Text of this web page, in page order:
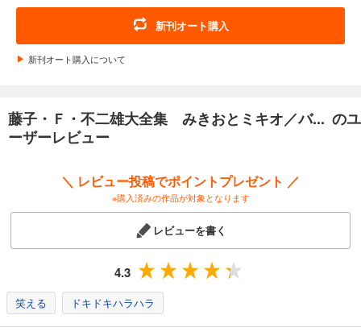
新刊オート購入
新刊オート購入について
藤子・Ｆ・不二雄大全集 みきおとミキオ／バ... のユ
ーザーレビュー
＼ レビュー投稿でポイントプレゼント ／
※購入済みの作品が対象となります
レビューを書く
4.3
笑える ドキドキハラハラ